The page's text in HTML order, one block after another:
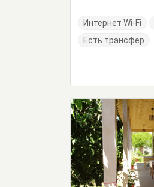
Интернет Wi-Fi
Есть трансфер